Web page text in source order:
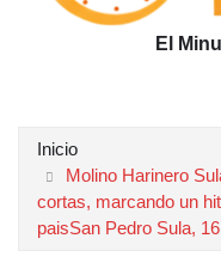
El
Inicio
Molino Harinero
cortas, marcando un
paisSan Pedro Sula,